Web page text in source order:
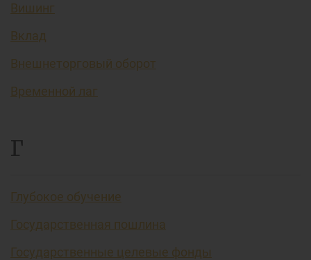
Вишинг
Вклад
Внешнеторговый оборот
Временной лаг
Г
Глубокое обучение
Государственная пошлина
Государственные целевые фонды